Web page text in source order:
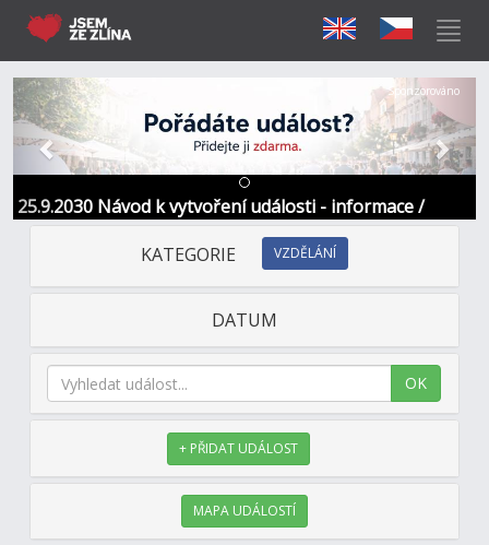
25.9.2030 Návod k vytvoření události - informace /
kontakt
Předchozí Další
Sponzorováno
KATEGORIE VZDĚLÁNÍ
DATUM
OK
+ PŘIDAT UDÁLOST
MAPA UDÁLOSTÍ